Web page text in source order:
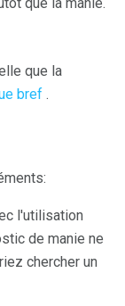
que la
bref .
l'utilisation
de manie ne
chercher un